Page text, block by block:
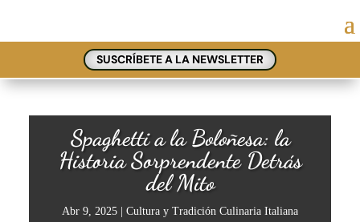
SUSCRÍBETE A LA NEWSLETTER
Spaghetti a la Boloñesa: la
Historia Sorprendente Detrás
del Mito
Abr 9, 2025 | Cultura y Tradición Culinaria Italiana